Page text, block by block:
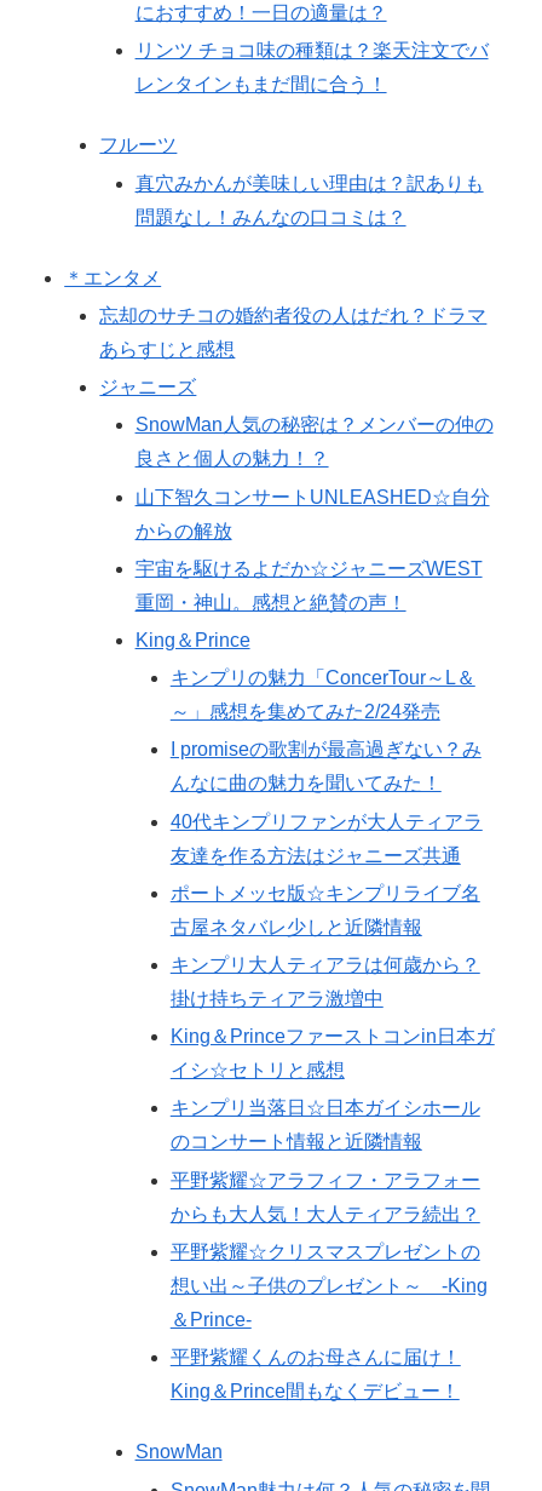
におすすめ！一日の適量は？
リンツ チョコ味の種類は？楽天注文でバ
レンタインもまだ間に合う！
フルーツ
真穴みかんが美味しい理由は？訳ありも
問題なし！みんなの口コミは？
＊エンタメ
忘却のサチコの婚約者役の人はだれ？ドラマ
あらすじと感想
ジャニーズ
SnowMan人気の秘密は？メンバーの仲の
良さと個人の魅力！？
山下智久コンサートUNLEASHED☆自分
からの解放
宇宙を駆けるよだか☆ジャニーズWEST
重岡・神山。感想と絶賛の声！
King＆Prince
キンプリの魅力「ConcerTour～L＆
～」感想を集めてみた2/24発売
I promiseの歌割が最高過ぎない？み
んなに曲の魅力を聞いてみた！
40代キンプリファンが大人ティアラ
友達を作る方法はジャニーズ共通
ポートメッセ版☆キンプリライブ名
古屋ネタバレ少しと近隣情報
キンプリ大人ティアラは何歳から？
掛け持ちティアラ激増中
King＆Princeファーストコンin日本ガ
イシ☆セトリと感想
キンプリ当落日☆日本ガイシホール
のコンサート情報と近隣情報
平野紫耀☆アラフィフ・アラフォー
からも大人気！大人ティアラ続出？
平野紫耀☆クリスマスプレゼントの
想い出～子供のプレゼント～ -King
＆Prince-
平野紫耀くんのお母さんに届け！
King＆Prince間もなくデビュー！
SnowMan